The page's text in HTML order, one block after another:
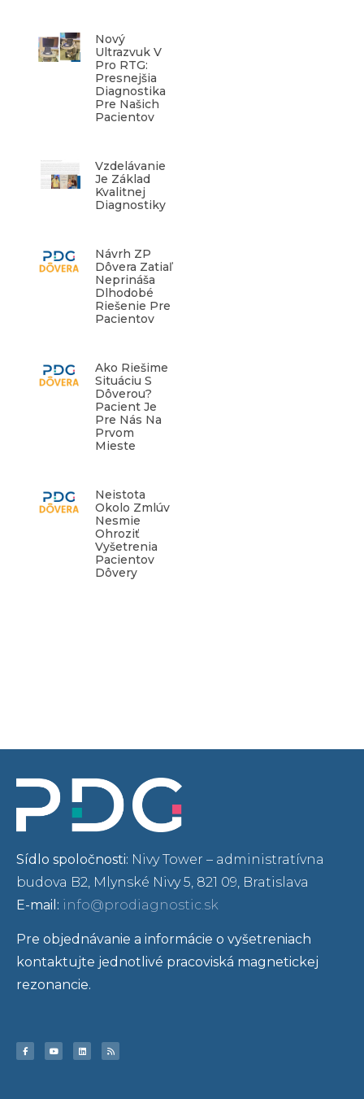
Nový
Ultrazvuk V
Pro RTG:
Presnejšia
Diagnostika
Pre Našich
Pacientov
Vzdelávanie
Je Základ
Kvalitnej
Diagnostiky
Návrh ZP
Dôvera Zatiaľ
Neprináša
Dlhodobé
Riešenie Pre
Pacientov
Ako Riešime
Situáciu S
Dôverou?
Pacient Je
Pre Nás Na
Prvom
Mieste
Neistota
Okolo Zmlúv
Nesmie
Ohroziť
Vyšetrenia
Pacientov
Dôvery
Sídlo spoločnosti: Nivy Tower – administratívna
budova B2, Mlynské Nivy 5, 821 09, Bratislava
E-mail: info@prodiagnostic.sk
Pre objednávanie a informácie o vyšetreniach
kontaktujte jednotlivé pracoviská magnetickej
rezonancie.